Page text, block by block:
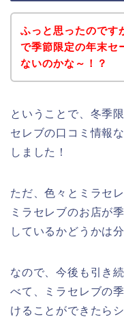
ふっと思ったのです
で季節限定の年末セ
ないのかな～！？
ということで、冬季
セレブの口コミ情報
しました！
ただ、色々とミラセ
ミラセレブのお店が
しているかどうかは
なので、今後も引き
べて、ミラセレブの
けることができたら